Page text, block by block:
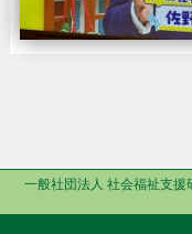
一般社団法人 社会福祉支援